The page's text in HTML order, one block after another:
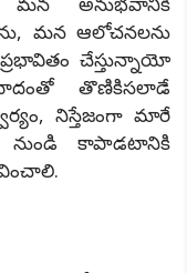
మన ఆలోచనలను
చేస్తున్నాయో
తొణికిసలాడే
నిస్తేజంగా మారే
నుండి కాపాడటానికి